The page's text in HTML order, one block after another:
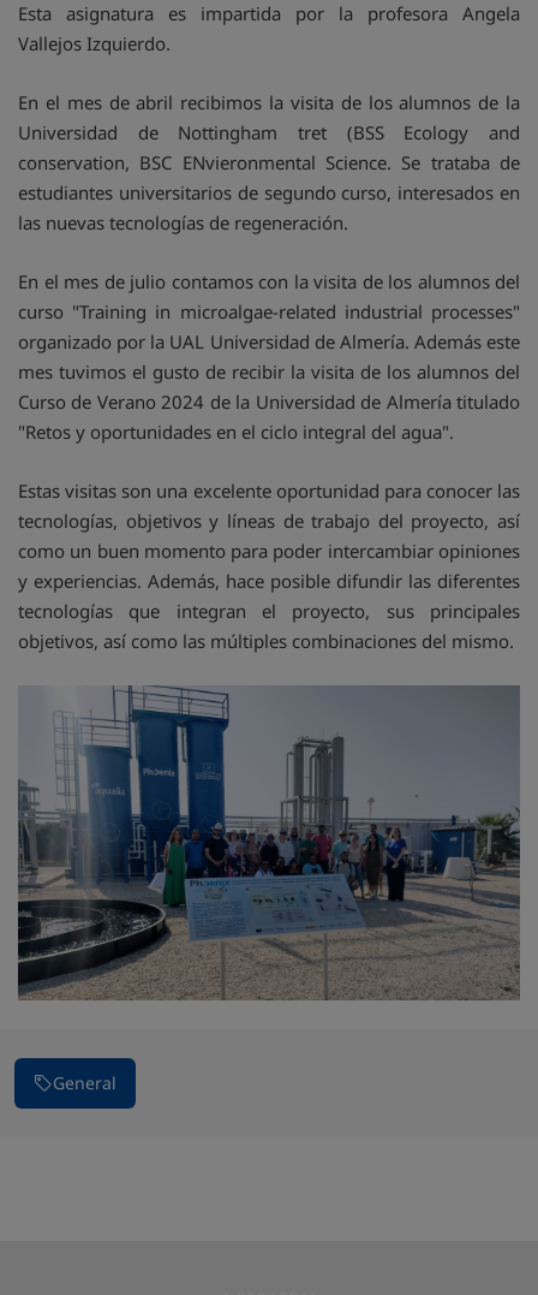
Esta asignatura es impartida por la profesora Angela
Vallejos Izquierdo.
En el mes de abril recibimos la visita de los alumnos de la
Universidad de Nottingham tret (BSS Ecology and
conservation, BSC ENvieronmental Science. Se trataba de
estudiantes universitarios de segundo curso, interesados en
las nuevas tecnologías de regeneración.
En el mes de julio contamos con la visita de los alumnos del
curso "Training in microalgae-related industrial processes"
organizado por la UAL Universidad de Almería. Además este
mes tuvimos el gusto de recibir la visita de los alumnos del
Curso de Verano 2024 de la Universidad de Almería titulado
"Retos y oportunidades en el ciclo integral del agua".
Estas visitas son una excelente oportunidad para conocer las
tecnologías, objetivos y líneas de trabajo del proyecto, así
como un buen momento para poder intercambiar opiniones
y experiencias. Además, hace posible difundir las diferentes
tecnologías que integran el proyecto, sus principales
objetivos, así como las múltiples combinaciones del mismo.
General